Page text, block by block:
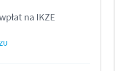
na IKZE